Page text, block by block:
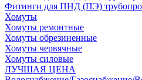
Фитинги для ПНД (ПЭ)
Хомуты
Хомуты ремонтные
Хомуты обрезиненные
Хомуты червячные
Хомуты силовые
ЛУЧШАЯ ЦЕНА